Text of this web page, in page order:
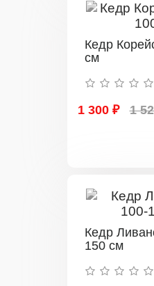
Кедр
см
1 300 ₽ 1
Кедр
150 см